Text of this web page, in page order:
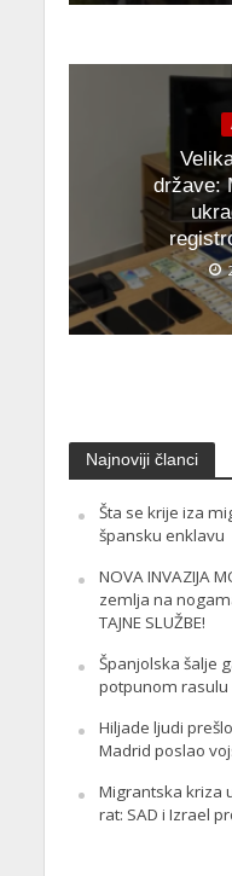
države:
Najnoviji članci
Šta se krije iza
špansku enklavu
NOVA INVAZIJA
zemlja na
TAJNE SLUŽBE!
Španjolska šalje
potpunom rasulu
Hiljade ljudi
Madrid poslao
Migrantska kriza
rat: SAD i Izrael